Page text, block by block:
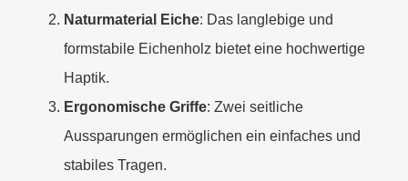
Naturmaterial Eiche: Das langlebige und
formstabile Eichenholz bietet eine hochwertige
Haptik.
Ergonomische Griffe: Zwei seitliche
Aussparungen ermöglichen ein einfaches und
stabiles Tragen.